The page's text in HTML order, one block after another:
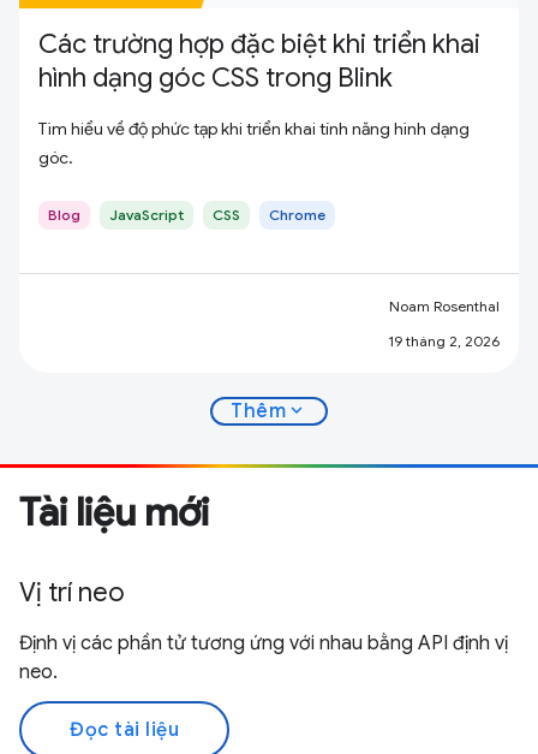
Các trường hợp đặc biệt khi triển khai
hình dạng góc CSS trong Blink
Tìm hiểu về độ phức tạp khi triển khai tính năng hình dạng
góc.
Blog JavaScript CSS Chrome
Noam Rosenthal
19 tháng 2, 2026
Thêm expand_more
Tài liệu mới
Vị trí neo
Định vị các phần tử tương ứng với nhau bằng API định vị
neo.
Đọc tài liệu